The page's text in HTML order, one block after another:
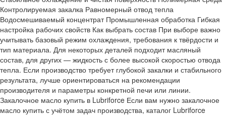
Контролируемая закалка Равномерный отвод тепла
Водосмешиваемый концентрат Промышленная обработка Гибкая
настройка рабочих свойств Как выбрать состав При выборе важно
учитывать базовый режим охлаждения, требования к твёрдости и
тип материала. Для некоторых деталей подходит масляный
состав, для других — жидкость с более высокой скоростью отвода
тепла. Если производство требует глубокой закалки и стабильного
результата, лучше ориентироваться на рекомендации
производителя и параметры конкретной печи или линии.
Закалочное масло купить в Lubriforce Если вам нужно закалочное
масло купить с учётом задач производства, каталог Lubriforce